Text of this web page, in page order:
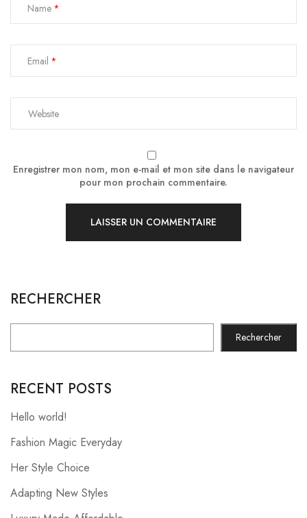
RECHERCHER
Rechercher
RECENT POSTS
Hello world!
Fashion Magic Everyday
Her Style Choice
Adapting New Styles
Name
Email
Enregistrer mon nom, mon e-mail et mon site dans le navigateur
pour mon prochain commentaire.